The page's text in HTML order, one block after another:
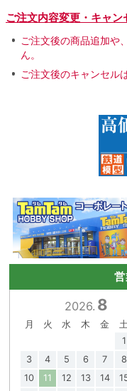
ご注文内容変更・キャン
ご注文後の商品追加や
ん。
ご注文後のキャンセル
2026. 8
月 火 水 木 金 土
1
3
4 5 6 7 8
10
11 12 13 14